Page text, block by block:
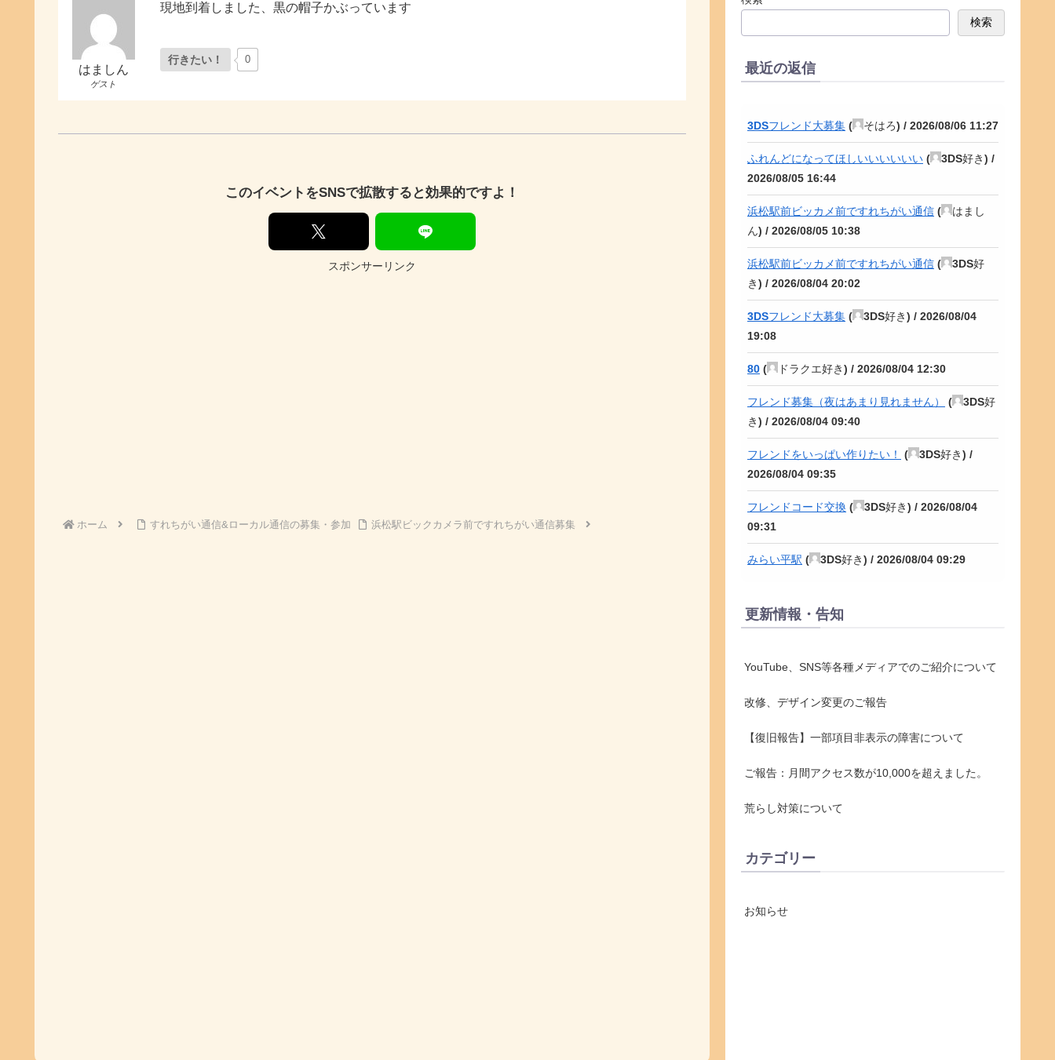
はましん
ゲスト
現地到着しました、黒の帽子かぶっています
行きたい！ 0
このイベントをSNSで拡散すると効果的ですよ！
スポンサーリンク
ホーム すれちがい通信&ローカル通信の募集・参加 浜松駅ビックカメラ前ですれちがい通信募集
検索
最近の返信
3DSフレンド大募集 ( そはろ) / 2026/08/06 11:27
ふれんどになってほしいいいいいい ( 3DS好き) /
2026/08/05 16:44
浜松駅前ビッカメ前ですれちがい通信 (
はまし
ん) / 2026/08/05 10:38
浜松駅前ビッカメ前ですれちがい通信 (
3DS好
き) / 2026/08/04 20:02
3DSフレンド大募集 ( 3DS好き) / 2026/08/04
19:08
80 ( ドラクエ好き) / 2026/08/04 12:30
フレンド募集（夜はあまり見れません） (
3DS好
き) / 2026/08/04 09:40
フレンドをいっぱい作りたい！ ( 3DS好き) /
2026/08/04 09:35
フレンドコード交換 ( 3DS好き) / 2026/08/04
09:31
みらい平駅 ( 3DS好き) / 2026/08/04 09:29
更新情報・告知
YouTube、SNS等各種メディアでのご紹介について
改修、デザイン変更のご報告
【復旧報告】一部項目非表示の障害について
ご報告：月間アクセス数が10,000を超えました。
荒らし対策について
カテゴリー
お知らせ